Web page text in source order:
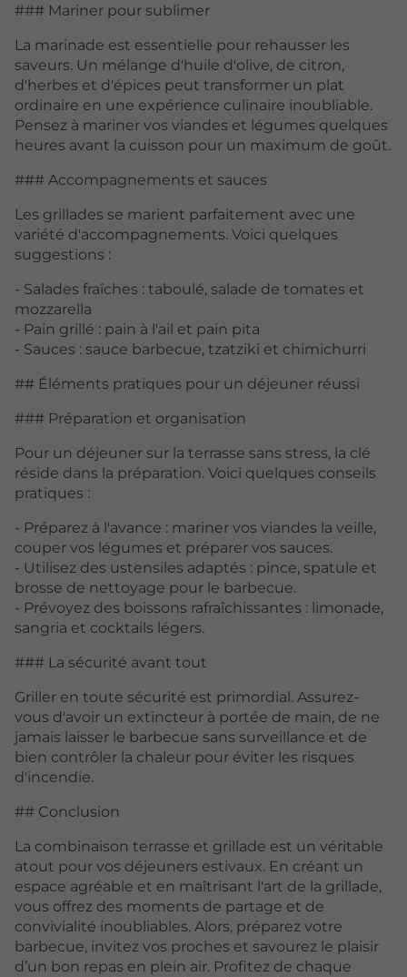
### Mariner pour sublimer
La marinade est essentielle pour rehausser les
saveurs. Un mélange d'huile d'olive, de citron,
d'herbes et d'épices peut transformer un plat
ordinaire en une expérience culinaire inoubliable.
Pensez à mariner vos viandes et légumes quelques
heures avant la cuisson pour un maximum de goût.
### Accompagnements et sauces
Les grillades se marient parfaitement avec une
variété d'accompagnements. Voici quelques
suggestions :
- Salades fraîches : taboulé, salade de tomates et
mozzarella
- Pain grillé : pain à l'ail et pain pita
- Sauces : sauce barbecue, tzatziki et chimichurri
## Éléments pratiques pour un déjeuner réussi
### Préparation et organisation
Pour un déjeuner sur la terrasse sans stress, la clé
réside dans la préparation. Voici quelques conseils
pratiques :
- Préparez à l'avance : mariner vos viandes la veille,
couper vos légumes et préparer vos sauces.
- Utilisez des ustensiles adaptés : pince, spatule et
brosse de nettoyage pour le barbecue.
- Prévoyez des boissons rafraîchissantes : limonade,
sangria et cocktails légers.
### La sécurité avant tout
Griller en toute sécurité est primordial. Assurez-
vous d'avoir un extincteur à portée de main, de ne
jamais laisser le barbecue sans surveillance et de
bien contrôler la chaleur pour éviter les risques
d'incendie.
## Conclusion
La combinaison terrasse et grillade est un véritable
atout pour vos déjeuners estivaux. En créant un
espace agréable et en maîtrisant l'art de la grillade,
vous offrez des moments de partage et de
convivialité inoubliables. Alors, préparez votre
barbecue, invitez vos proches et savourez le plaisir
d’un bon repas en plein air. Profitez de chaque